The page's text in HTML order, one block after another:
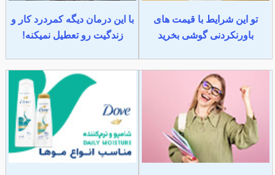
تو این شرایط با قیمت های
باورنکردنی گوشی بخرید
با این درمان دیگه کمردرد کار و
زندگیت رو تعطیل نمیکنه!